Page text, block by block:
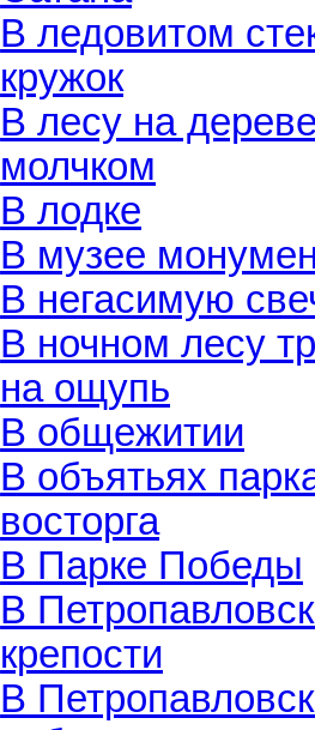
В ледовитом
кружок
В лесу на
молчком
В лодке
В музее
В негасимую
В ночном лесу
на ощупь
В общежитии
В объятьях
восторга
В Парке Победы
В
крепости
В